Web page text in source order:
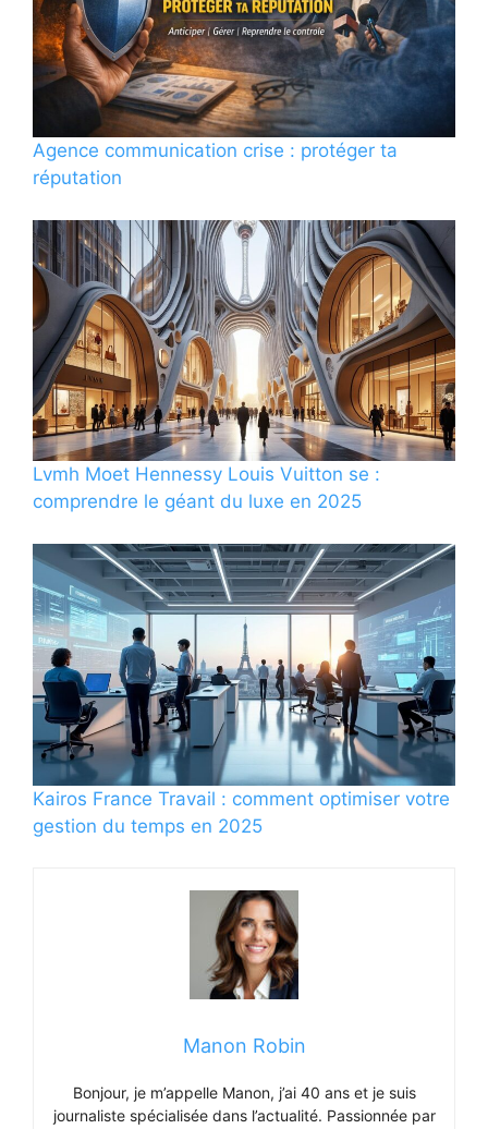
Agence communication crise : protéger ta
réputation
Lvmh Moet Hennessy Louis Vuitton se :
comprendre le géant du luxe en 2025
Kairos France Travail : comment optimiser votre
gestion du temps en 2025
Manon Robin
Bonjour, je m’appelle Manon, j’ai 40 ans et je suis
journaliste spécialisée dans l’actualité. Passionnée par